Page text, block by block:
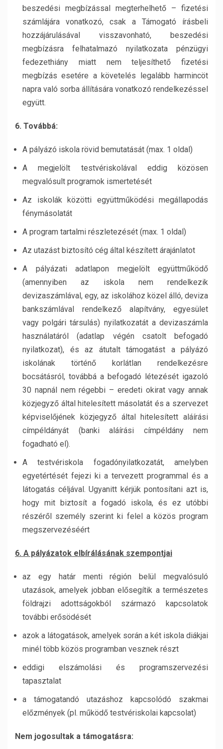
beszedési megbízással megterhelhető – fizetési
számlájára vonatkozó, csak a Támogató írásbeli
hozzájárulásával visszavonható, beszedési
megbízásra felhatalmazó nyilatkozata pénzügyi
fedezethiány miatt nem teljesíthető fizetési
megbízás esetére a követelés legalább harmincöt
napra való sorba állítására vonatkozó rendelkezéssel
együtt.
6. Továbbá:
A pályázó iskola rövid bemutatását (max. 1 oldal)
A megjelölt testvériskolával eddig közösen
megvalósult programok ismertetését
Az iskolák közötti együttműködési megállapodás
fénymásolatát
A program tartalmi részletezését (max. 1 oldal)
Az utazást biztosító cég által készített árajánlatot
A pályázati adatlapon megjelölt együttműködő
(amennyiben az iskola nem rendelkezik
devizaszámlával, egy, az iskolához közel álló, deviza
bankszámlával rendelkező alapítvány, egyesület
vagy polgári társulás) nyilatkozatát a devizaszámla
használatáról (adatlap végén csatolt befogadó
nyilatkozat), és az átutalt támogatást a pályázó
iskolának történő korlátlan rendelkezésre
bocsátásról, továbbá a befogadó létezését igazoló
30 napnál nem régebbi – eredeti okirat vagy annak
közjegyző által hitelesített másolatát és a szervezet
képviselőjének közjegyző által hitelesített aláírási
címpéldányát (banki aláírási címpéldány nem
fogadható el).
A testvériskola fogadónyilatkozatát, amelyben
egyetértését fejezi ki a tervezett programmal és a
látogatás céljával. Ugyanitt kérjük pontosítani azt is,
hogy mit biztosít a fogadó iskola, és ez utóbbi
részéről személy szerint ki felel a közös program
megszervezéséért
6. A pályázatok elbírálásának szempontjai
az egy határ menti régión belül megvalósuló
utazások, amelyek jobban elősegítik a természetes
földrajzi adottságokból származó kapcsolatok
további erősödését
azok a látogatások, amelyek során a két iskola diákjai
minél több közös programban vesznek részt
eddigi elszámolási és programszervezési
tapasztalat
a támogatandó utazáshoz kapcsolódó szakmai
előzmények (pl. működő testvériskolai kapcsolat)
Nem jogosultak a támogatásra: